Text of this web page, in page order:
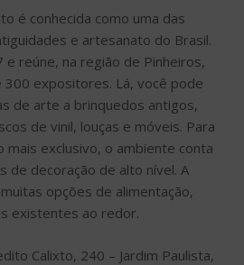
é conhecida como uma das
e artesanato do Brasil.
reúne, na região de Pinheiros,
300 expositores. Lá, você pode
de arte a brinquedos antigos,
de vinil, louças e móveis. Para
exclusivo, o ambiente conta
de decoração de alto nível. A
opções de alimentação,
existentes ao redor.
Calixto, 240 – Jardim Paulista,